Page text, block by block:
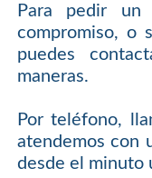
Para pedir un
compromiso, o
puedes
maneras.
Por teléfono,
atendemos con
desde el minuto